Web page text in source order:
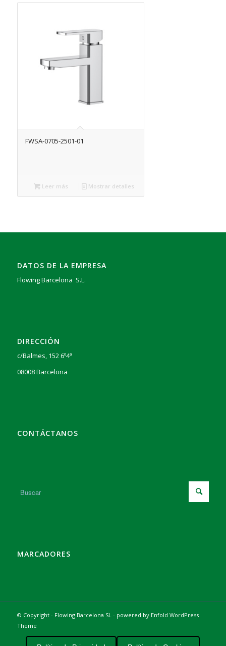
FWSA-0705-2501-01
Leer más Mostrar detalles
DATOS DE LA EMPRESA
Flowing Barcelona S.L.
DIRECCIÓN
c/Balmes, 152 6º4ª
08008 Barcelona
CONTÁCTANOS
MARCADORES
© Copyright - Flowing Barcelona SL - powered by Enfold WordPress
Theme